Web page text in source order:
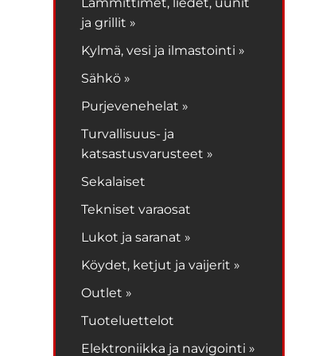
ja grillit »
Kylmä, vesi ja ilmastointi »
Sähkö »
Purjevenehelat »
Turvallisuus- ja
katsastusvarusteet »
Sekalaiset
Tekniset varaosat
Lukot ja saranat »
Köydet, ketjut ja vaijerit »
Outlet »
Tuoteluettelot
Elektroniikka ja navigointi »